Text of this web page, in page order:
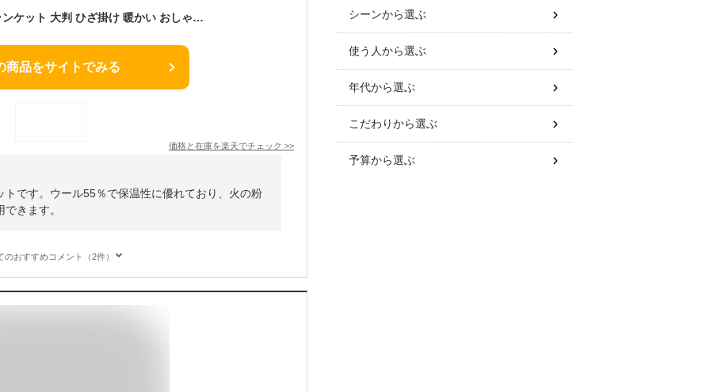
ROTHCO ロスコ ブランケット 大判 ひざ掛け 暖かい おしゃれ 厚手 ウール 大きい 屋外 防寒 キャンプ ネイビー 紺色 ブランド 男性 メンズ アウトドア GREY/RED STRIPE WOOL BLANCKET グレー/レッド ストライプブランケット 1096
商品をサイトでみる
価格と在庫を楽天でチェック >>
です。ウール55％で保温性に優れており、火の粉
きます。
のおすすめコメント（2件）
シーンから選ぶ
使う人から選ぶ
年代から選ぶ
こだわりから選ぶ
予算から選ぶ